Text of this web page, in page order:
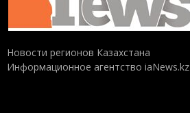
Новости регионов Казахстана
Информационное агентство iaNews.kz